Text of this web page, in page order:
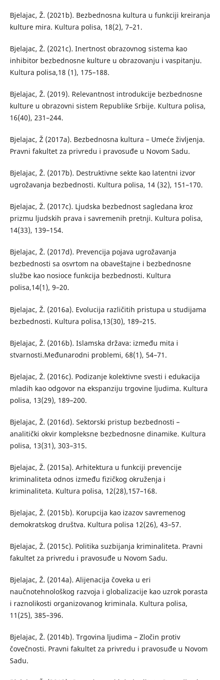
Bjelajac, Ž. (2021b). Bezbednosna kultura u funkciji kreiranja
kulture mira. Kultura polisa, 18(2), 7–21.
Bjelajac, Ž. (2021c). Inertnost obrazovnog sistema kao
inhibitor bezbednosne kulture u obrazovanju i vaspitanju.
Kultura polisa,18 (1), 175–188.
Bjelajac, Ž. (2019). Relevantnost introdukcije bezbednosne
kulture u obrazovni sistem Republike Srbije. Кultura polisa,
16(40), 231–244.
Bjelajac, Ž (2017a). Bezbednosna kultura – Umeće živlјenja.
Pravni fakultet za privredu i pravosuđe u Novom Sadu.
Bjelajac, Ž. (2017b). Destruktivne sekte kao latentni izvor
ugrožavanja bezbednosti. Kultura polisa, 14 (32), 151–170.
Bjelajac, Ž. (2017c). Ljudska bezbednost sagledana kroz
prizmu ljudskih prava i savremenih pretnji. Кultura polisa,
14(33), 139–154.
Bjelajac, Ž. (2017d). Prevencija pojava ugrožavanja
bezbednosti sa osvrtom na obaveštajne i bezbednosne
službe kao nosioce funkcija bezbednosti. Кultura
polisa,14(1), 9–20.
Bjelajac, Ž. (2016a). Evolucija različitih pristupa u studijama
bezbednosti. Kultura polisa,13(30), 189–215.
Bjelajac, Ž. (2016b). Islamska država: između mita i
stvarnosti.Međunarodni problemi, 68(1), 54–71.
Bjelajac, Ž. (2016c). Podizanje kolektivne svesti i edukacija
mladih kao odgovor na ekspanziju trgovine ljudima. Kultura
polisa, 13(29), 189–200.
Bjelajac, Ž. (2016d). Sektorski pristup bezbednosti –
analitički okvir kompleksne bezbednosne dinamike. Kultura
polisa, 13(31), 303–315.
Bjelajac, Ž. (2015a). Arhitektura u funkciji prevencije
kriminaliteta odnos između fizičkog okruženja i
kriminaliteta. Kultura polisa, 12(28),157–168.
Bjelajac, Ž. (2015b). Korupcija kao izazov savremenog
demokratskog društva. Kultura polisa 12(26), 43–57.
Bjelajac, Ž. (2015c). Politika suzbijanja kriminaliteta. Pravni
fakultet za privredu i pravosuđe u Novom Sadu.
Bjelajac, Ž. (2014a). Alijenacija čoveka u eri
naučnotehnološkog razvoja i globalizacije kao uzrok porasta
i raznolikosti organizovanog kriminala. Kultura polisa,
11(25), 385–396.
Bjelajac, Ž. (2014b). Trgovina ljudima – Zločin protiv
čovečnosti. Pravni fakultet za privredu i pravosuđe u Novom
Sadu.